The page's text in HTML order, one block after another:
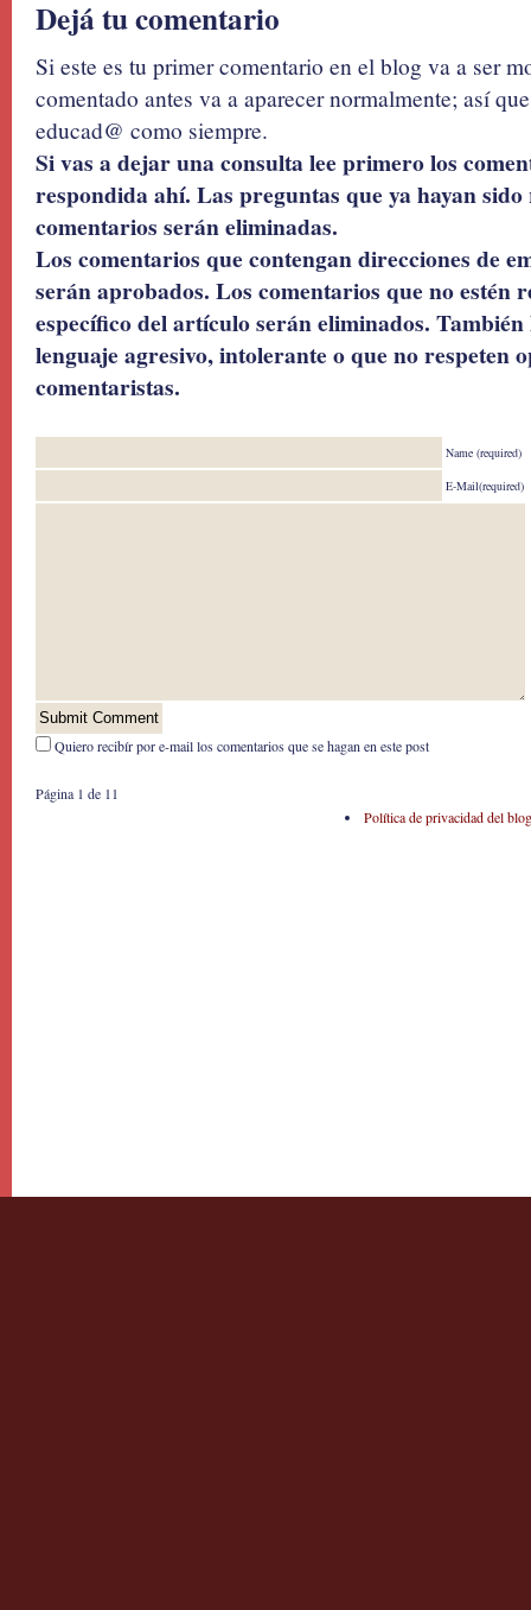
Dejá tu comentario
Si este es tu primer comentario en el blog va a ser
comentado antes va a aparecer normalmente; así
educad@ como siempre.
Si vas a dejar una consulta lee primero los
respondida ahí. Las preguntas que ya hayan
comentarios serán eliminadas.
Los comentarios que contengan direcciones de
serán aprobados. Los comentarios que no estén
específico del artículo serán eliminados.
lenguaje agresivo, intolerante o que no respeten
comentaristas.
Name (required)
E-Mail(required)
Quiero recibír por e-mail los comentarios que se hagan en este post
Página 1 de 1 1
Política de privacidad del